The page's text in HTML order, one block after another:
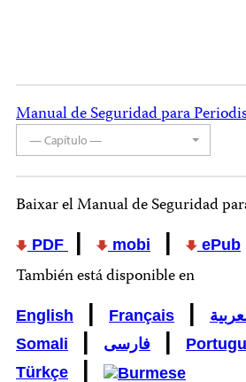
Manual de Seguridad para
— Capítulo —
Baixar el Manual de Seguridad
PDF mobi ePub
También está disponible en
English Français
Somali فارسی
Türkçe